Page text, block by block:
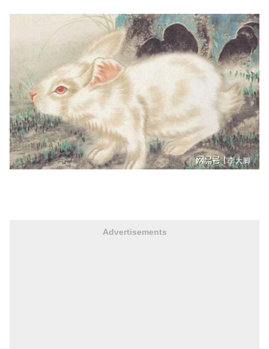
Advertisements